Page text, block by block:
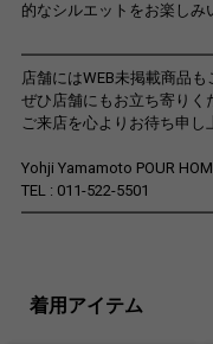
的なシルエットをお楽しみ
店舗にはWEB未掲載商品も
ぜひ店舗にもお立ち寄りく
ご来店を心よりお待ち申し
Yohji Yamamoto POUR
TEL : 011-522-5501
着用アイテム